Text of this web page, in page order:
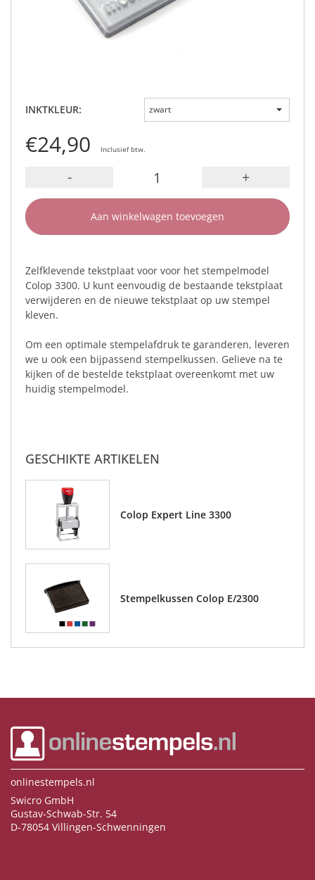
INKTKLEUR: zwart
€24,90 Inclusief btw.
- +
Aan winkelwagen toevoegen
Zelfklevende tekstplaat voor voor het stempelmodel
Colop 3300. U kunt eenvoudig de bestaande tekstplaat
verwijderen en de nieuwe tekstplaat op uw stempel
kleven.
Om een optimale stempelafdruk te garanderen, leveren
we u ook een bijpassend stempelkussen. Gelieve na te
kijken of de bestelde tekstplaat overeenkomt met uw
huidig stempelmodel.
GESCHIKTE ARTIKELEN
Colop Expert Line 3300
Stempelkussen Colop E/2300
onlinestempels.nl
Swicro GmbH
Gustav-Schwab-Str. 54
D-78054 Villingen-Schwenningen